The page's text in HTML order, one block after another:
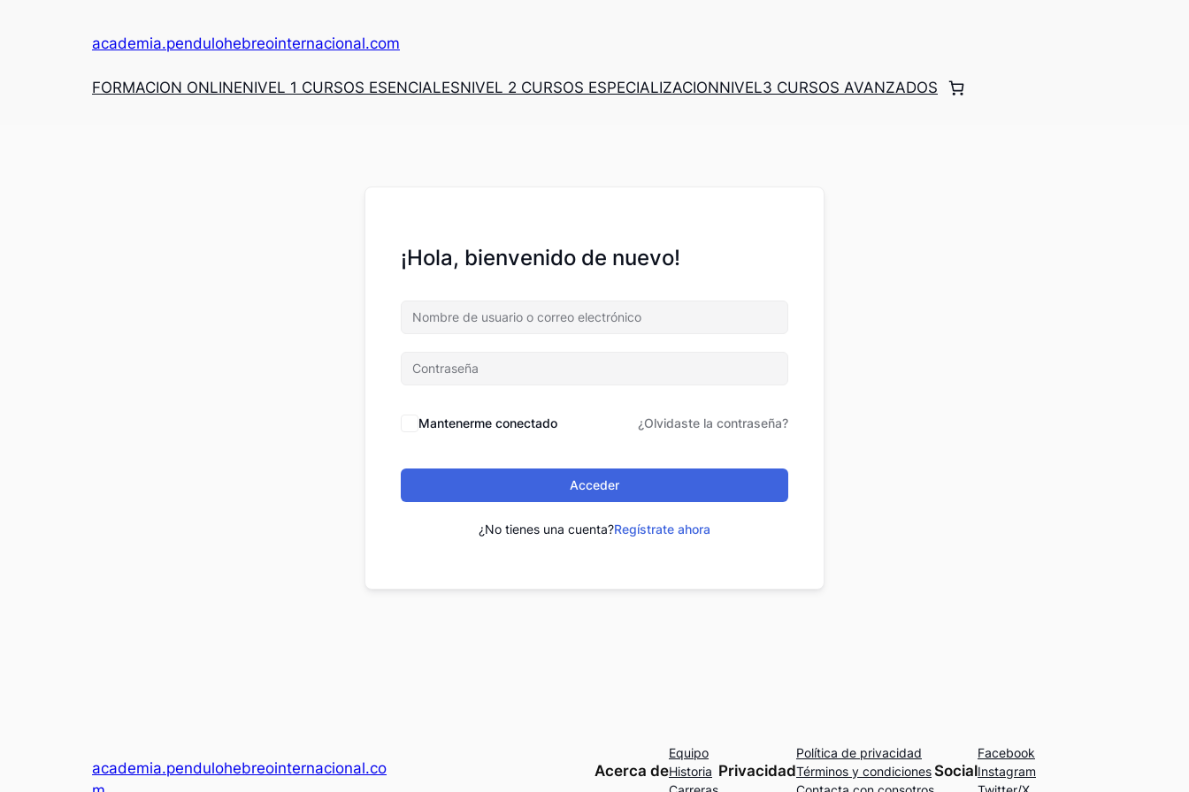
academia.pendulohebreointernacional.com
FORMACION ONLINENIVEL 1 CURSOS ESENCIALESNIVEL 2 CURSOS ESPECIALIZACIONNIVEL3 CURSOS AVANZADOS
¡Hola, bienvenido de nuevo!
Mantenerme conectado ¿Olvidaste la contraseña?
Acceder
¿No tienes una cuenta?Regístrate ahora
academia.pendulohebreointernacional.co
Acerca de
Equipo
Historia Privacidad
Política de privacidad
Términos y condicionesSocial
Facebook
Instagram